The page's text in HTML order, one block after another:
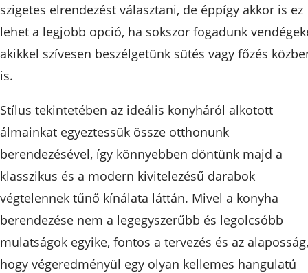
szigetes elrendezést választani, de éppígy akkor is ez
lehet a legjobb opció, ha sokszor fogadunk
akikkel szívesen beszélgetünk sütés vagy főzés
is.
Stílus tekintetében az ideális konyháról alkotott
álmainkat egyeztessük össze otthonunk
berendezésével, így könnyebben döntünk majd a
klasszikus és a modern kivitelezésű darabok
végtelennek tűnő kínálata láttán. Mivel a konyha
berendezése nem a legegyszerűbb és legolcsóbb
mulatságok egyike, fontos a tervezés és az alaposság,
hogy végeredményül egy olyan kellemes hangulatú